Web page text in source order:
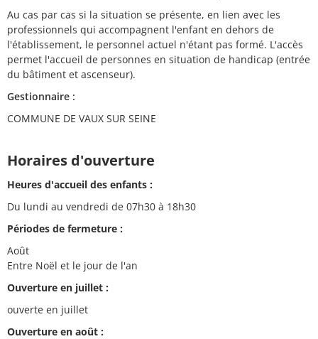
Au cas par cas si la situation se présente, en lien avec les
professionnels qui accompagnent l'enfant en dehors de
l'établissement, le personnel actuel n'étant pas formé. L'accès
permet l'accueil de personnes en situation de handicap (entrée
du bâtiment et ascenseur).
Gestionnaire :
COMMUNE DE VAUX SUR SEINE
Horaires d'ouverture
Heures d'accueil des enfants :
Du lundi au vendredi de 07h30 à 18h30
Périodes de fermeture :
Août
Entre Noël et le jour de l'an
Ouverture en juillet :
ouverte en juillet
Ouverture en août :